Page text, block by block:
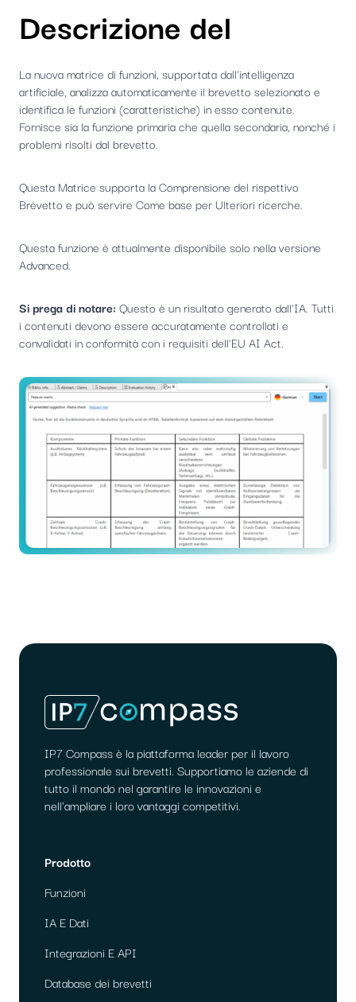
Descrizione del
La nuova matrice di funzioni, supportata dall'intelligenza
artificiale, analizza automaticamente il brevetto selezionato e
identifica le funzioni (caratteristiche) in esso contenute.
Fornisce sia la funzione primaria che quella secondaria, nonché i
problemi risolti dal brevetto.
Questa Matrice supporta la Comprensione del rispettivo
Brevetto e può servire Come base per Ulteriori ricerche.
Questa funzione è attualmente disponibile solo nella versione
Advanced.
Si prega di notare: Questo è un risultato generato dall'IA. Tutti
i contenuti devono essere accuratamente controllati e
convalidati in conformità con i requisiti dell'EU AI Act.
IP7 Compass è la piattaforma leader per il lavoro
professionale sui brevetti. Supportiamo le aziende di
tutto il mondo nel garantire le innovazioni e
nell'ampliare i loro vantaggi competitivi.
Prodotto
Funzioni
IA E Dati
Integrazioni E API
Database dei brevetti